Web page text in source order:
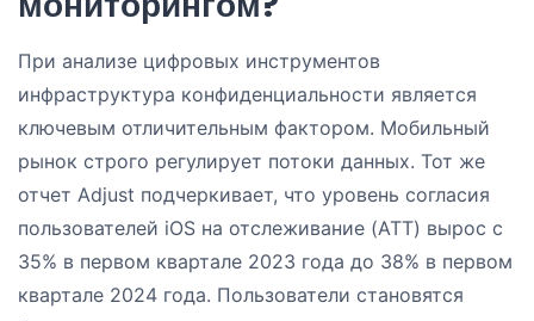
При анализе цифровых инструментов
инфраструктура конфиденциальности является
ключевым отличительным фактором. Мобильный
рынок строго регулирует потоки данных. Тот же
отчет Adjust подчеркивает, что уровень согласия
пользователей iOS на отслеживание (ATT) вырос с
35% в первом квартале 2023 года до 38% в первом
квартале 2024 года. Пользователи становятся